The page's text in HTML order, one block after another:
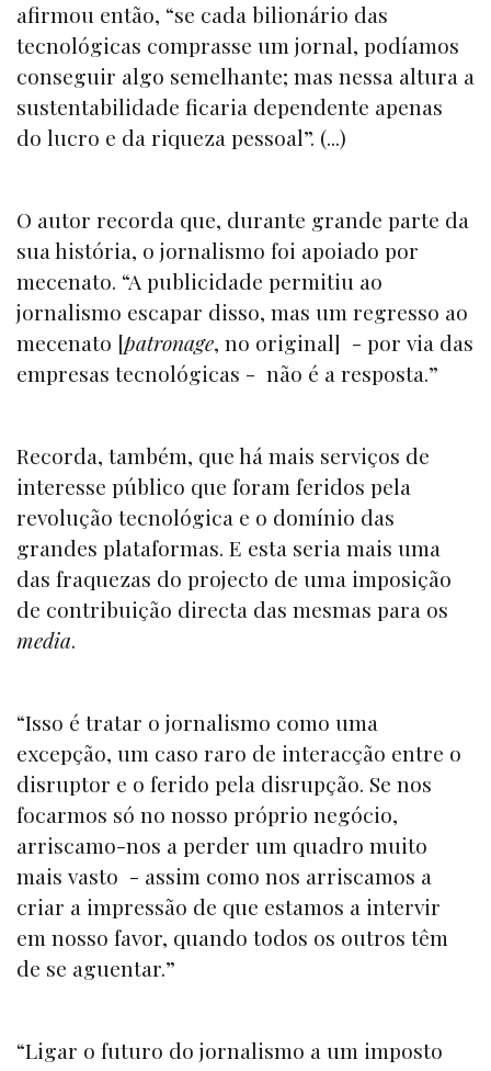
afirmou então, “se cada bilionário das
tecnológicas comprasse um jornal, podíamos
conseguir algo semelhante; mas nessa altura a
sustentabilidade ficaria dependente apenas
do lucro e da riqueza pessoal”. (...)
O autor recorda que, durante grande parte da
sua história, o jornalismo foi apoiado por
mecenato. “A publicidade permitiu ao
jornalismo escapar disso, mas um regresso ao
mecenato [patronage, no original] - por via das
empresas tecnológicas - não é a resposta.”
Recorda, também, que há mais serviços de
interesse público que foram feridos pela
revolução tecnológica e o domínio das
grandes plataformas. E esta seria mais uma
das fraquezas do projecto de uma imposição
de contribuição directa das mesmas para os
media.
“Isso é tratar o jornalismo como uma
excepção, um caso raro de interacção entre o
disruptor e o ferido pela disrupção. Se nos
focarmos só no nosso próprio negócio,
arriscamo-nos a perder um quadro muito
mais vasto - assim como nos arriscamos a
criar a impressão de que estamos a intervir
em nosso favor, quando todos os outros têm
de se aguentar.”
“Ligar o futuro do jornalismo a um imposto